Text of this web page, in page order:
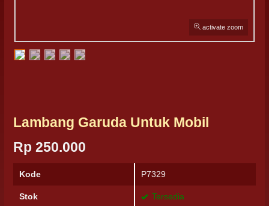
activate zoom
Lambang Garuda Untuk Mobil
Rp 250.000
Kode P7329
Stok Tersedia